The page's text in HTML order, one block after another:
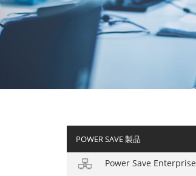
POWER SAVE 製品
Power Save Enterprise